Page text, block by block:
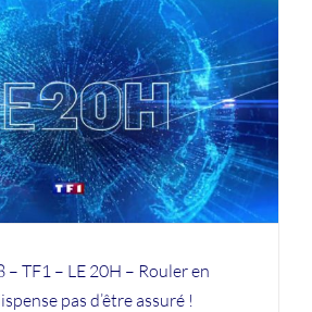
– TF1 – LE 20H – Rouler en
pas d’être assuré !